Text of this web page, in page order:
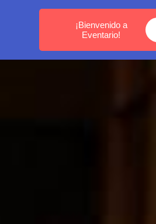
MEDELLÍN - BOGOTÁ -
¡Bienvenido a
Eventario!